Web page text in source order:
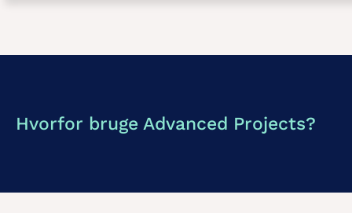
Hvorfor bruge Advanced Projects?